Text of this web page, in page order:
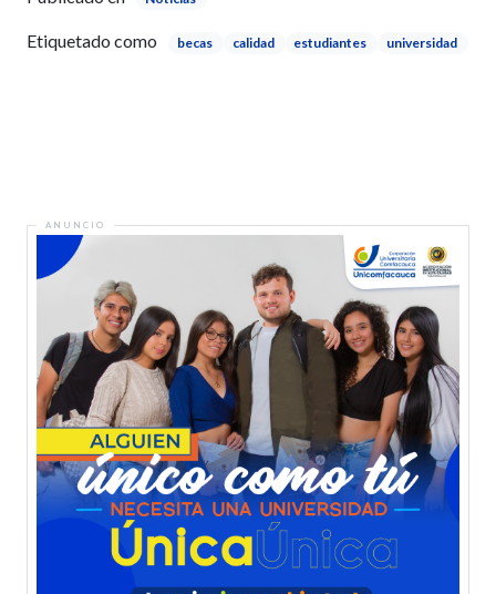
Etiquetado como becas calidad estudiantes universidad